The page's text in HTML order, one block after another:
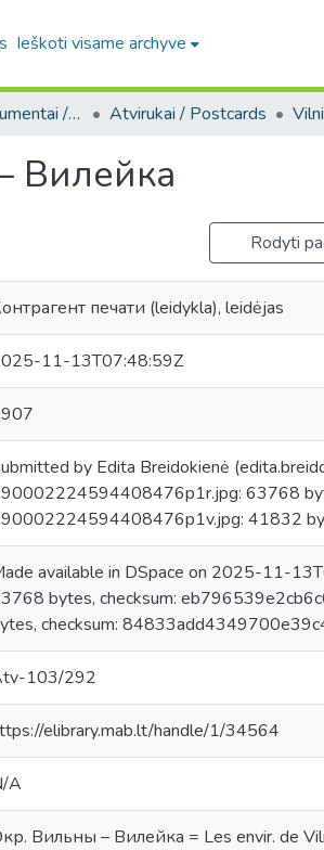
Ieškoti visame archyve
4.3. Vaizdiniai dokumentai / Visual documents Atvirukai / Postcards
Вилейка
Rodyti
печати (leidykla), leidėjas
11-13T07:48:59Z
by Edita Breidokienė
63768
41832
available in DSpace on 2025-11-
bytes, checksum:
checksum:
103/292
elibrary.mab.lt/handle/1/34564
A
Вильны – Вилейка = Les envir. de